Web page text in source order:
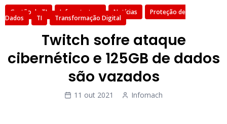
Gestão de TI Infraestrutura Notícias Proteção de
Dados TI Transformação Digital
Twitch sofre ataque
cibernético e 125GB de dados
são vazados
11 out 2021 Infomach